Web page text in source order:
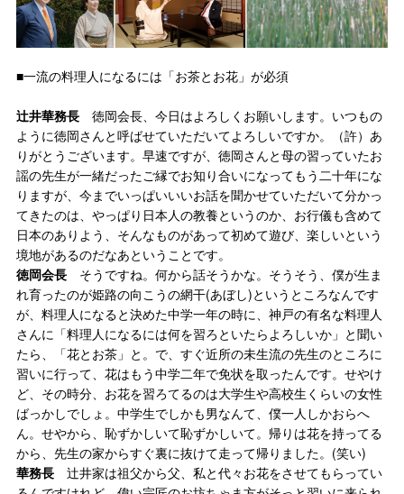
■一流の料理人になるには「お茶とお花」が必須
辻井華務長徳岡会長、今日はよろしくお願いします。いつもの
ように徳岡さんと呼ばせていただいてよろしいですか。（許）あ
りがとうございます。早速ですが、徳岡さんと母の習っていたお
謡の先生が一緒だったご縁でお知り合いになってもう二十年にな
りますが、今までいっぱいいいお話を聞かせていただいて分かっ
てきたのは、やっぱり日本人の教養というのか、お行儀も含めて
日本のありよう、そんなものがあって初めて遊び、楽しいという
境地があるのだなあということです。
徳岡会長そうですね。何から話そうかな。そうそう、僕が生ま
れ育ったのが姫路の向こうの網干(あぼし)というところなんです
が、料理人になると決めた中学一年の時に、神戸の有名な料理人
さんに「料理人になるには何を習ろといたらよろしいか」と聞い
たら、「花とお茶」と。で、すぐ近所の未生流の先生のところに
習いに行って、花はもう中学二年で免状を取ったんです。せやけ
ど、その時分、お花を習ろてるのは大学生や高校生くらいの女性
ばっかしでしょ。中学生でしかも男なんて、僕一人しかおらへ
ん。せやから、恥ずかしいて恥ずかしいて。帰りは花を持ってる
から、先生の家からすぐ裏に抜けて走って帰りました。(笑い)
華務長辻井家は祖父から父、私と代々お花をさせてもらってい